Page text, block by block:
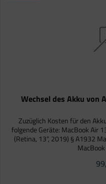
Wechsel des Akku von
Zuzüglich Kosten für den
folgende Geräte: MacBook Air
(Retina, 13", 2019) § A1932